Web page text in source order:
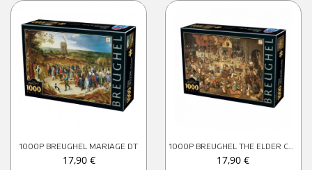
1000P BREUGHEL MARIAGE DT
Prix
17,90 €
1000P BREUGHEL THE ELDER CARNAVAL DT
Prix
17,90 €